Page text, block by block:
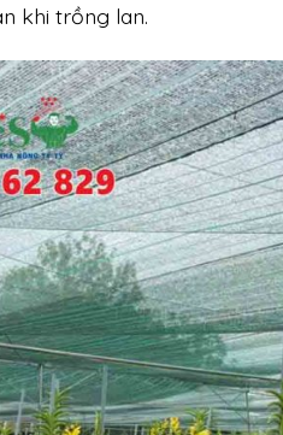
khi trồng lan.